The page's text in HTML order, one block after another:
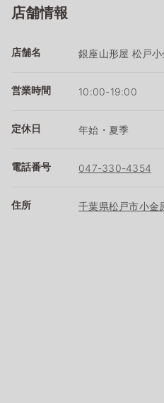
店舗情報
店舗名 銀座山形屋 松戸
営業時間 10:00-19:00
定休日 年始・夏季
電話番号 047-330-4354
住所 千葉県松戸市小金